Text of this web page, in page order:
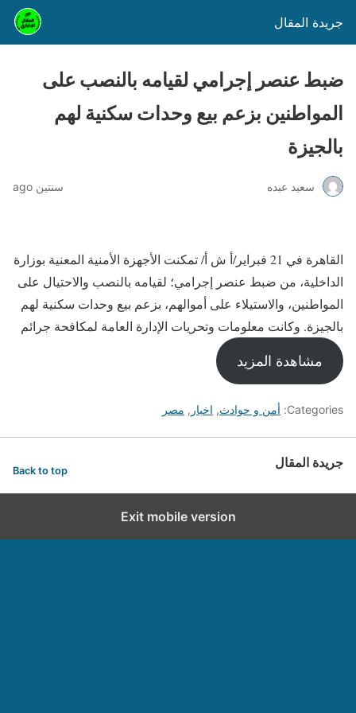
جريدة المقال
ضبط عنصر إجرامي لقيامه بالنصب على
المواطنين بزعم بيع وحدات سكنية لهم
بالجيزة
سعيد عبده سنتين ago
القاهرة في 21 فبراير/أ ش أ/ تمكنت الأجهزة الأمنية المعنية بوزارة
الداخلية، من ضبط عنصر إجرامي؛ لقيامه بالنصب والاحتيال على
المواطنين، والاستيلاء على أموالهم، بزعم بيع وحدات سكنية لهم
بالجيزة. وكانت معلومات وتحريات الإدارة العامة لمكافحة جرائم
مشاهدة المزيد
Categories: أمن و حوادث, اخبار , مصر
جريدة المقال Back to top
Exit mobile version